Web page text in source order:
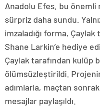
Anadolu Efes, bu önemli
sürpriz daha sundu.
imzaladığı forma, Çaylak
Shane Larkin’e hediye
Çaylak tarafından kulüp
ölümsüzleştirildi.
adımlarla, maçtan
mesajlar paylaşıldı.